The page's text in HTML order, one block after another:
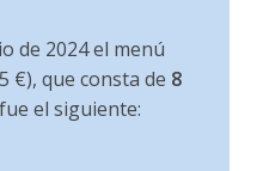
de 2024 el menú
€), que consta de 8
el siguiente: